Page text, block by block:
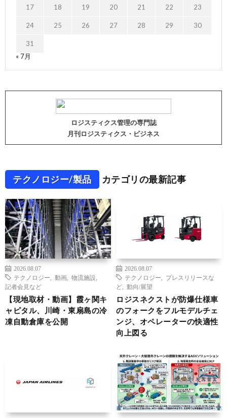
17 18 19 20 21 22 23
24 25 26 27 28 29 30
31
« 7月
ロジスティクス管理の専門誌
月刊ロジスティクス・ビジネス
テクノロジー/製品 カテゴリの最新記事
2026.08.07
テクノロジー
動画 物流施設
記者会見など
【現地取材・動画】霞ヶ関キ
ャピタル、川崎・東扇島の冷
凍自動倉庫を公開
2026.08.07
テクノロジー
プレスリリースな
ど
動向/展望
ロジスネクストが防爆仕様車
のフォークをフルモデルチェ
ンジ、オペレーターの快適性
向上図る